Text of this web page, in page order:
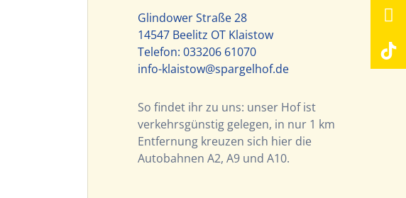
Glindower Straße 28
14547 Beelitz OT Klaistow
Telefon: 033206 61070
info-klaistow@spargelhof.de
So findet ihr zu uns: unser Hof ist
verkehrsgünstig gelegen, in nur 1 km
Entfernung kreuzen sich hier die
Autobahnen A2, A9 und A10.